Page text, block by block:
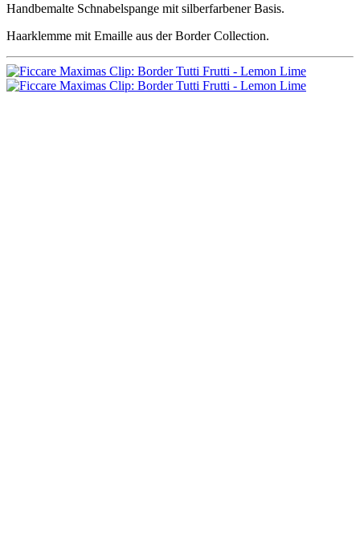
Handbemalte Schnabelspange mit silberfarbener Basis.
Haarklemme mit Emaille aus der Border Collection.